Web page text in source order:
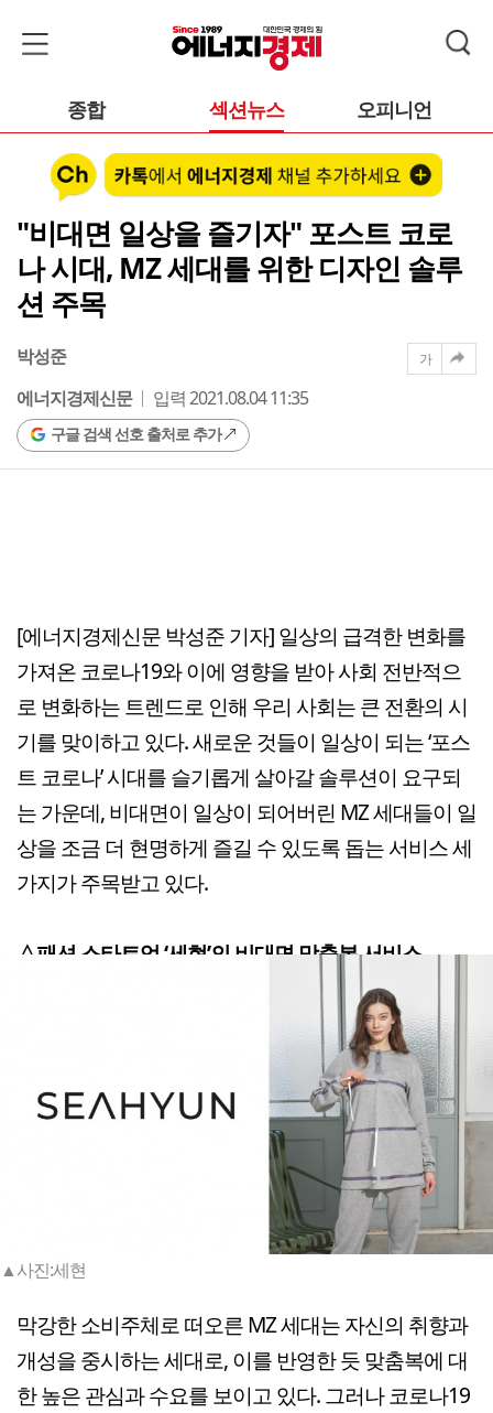
종합 섹션뉴스 오피니언
"비대면 일상을 즐기자" 포스트 코로
나 시대, MZ 세대를 위한 디자인 솔루
션 주목
박성준
에너지경제신문
입력 2021.08.04 11:35
구글 검색 선호 출처로 추가
가
[에너지경제신문 박성준 기자] 일상의 급격한 변화를
가져온 코로나19와 이에 영향을 받아 사회 전반적으
로 변화하는 트렌드로 인해 우리 사회는 큰 전환의 시
기를 맞이하고 있다. 새로운 것들이 일상이 되는 ‘포스
트 코로나’ 시대를 슬기롭게 살아갈 솔루션이 요구되
는 가운데, 비대면이 일상이 되어버린 MZ 세대들이 일
상을 조금 더 현명하게 즐길 수 있도록 돕는 서비스 세
가지가 주목받고 있다.
△패션 스타트업 ‘세현’의 비대면 맞춤복 서비스
▲사진:세현
막강한 소비주체로 떠오른 MZ 세대는 자신의 취향과
개성을 중시하는 세대로, 이를 반영한 듯 맞춤복에 대
한 높은 관심과 수요를 보이고 있다. 그러나 코로나19